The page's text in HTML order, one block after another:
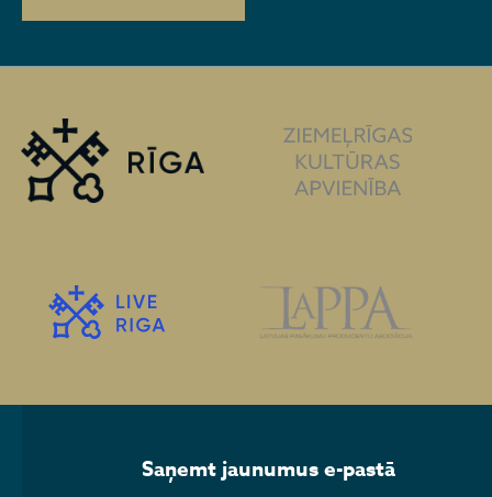
Saņemt jaunumus e-pastā